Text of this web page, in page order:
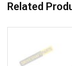
Related